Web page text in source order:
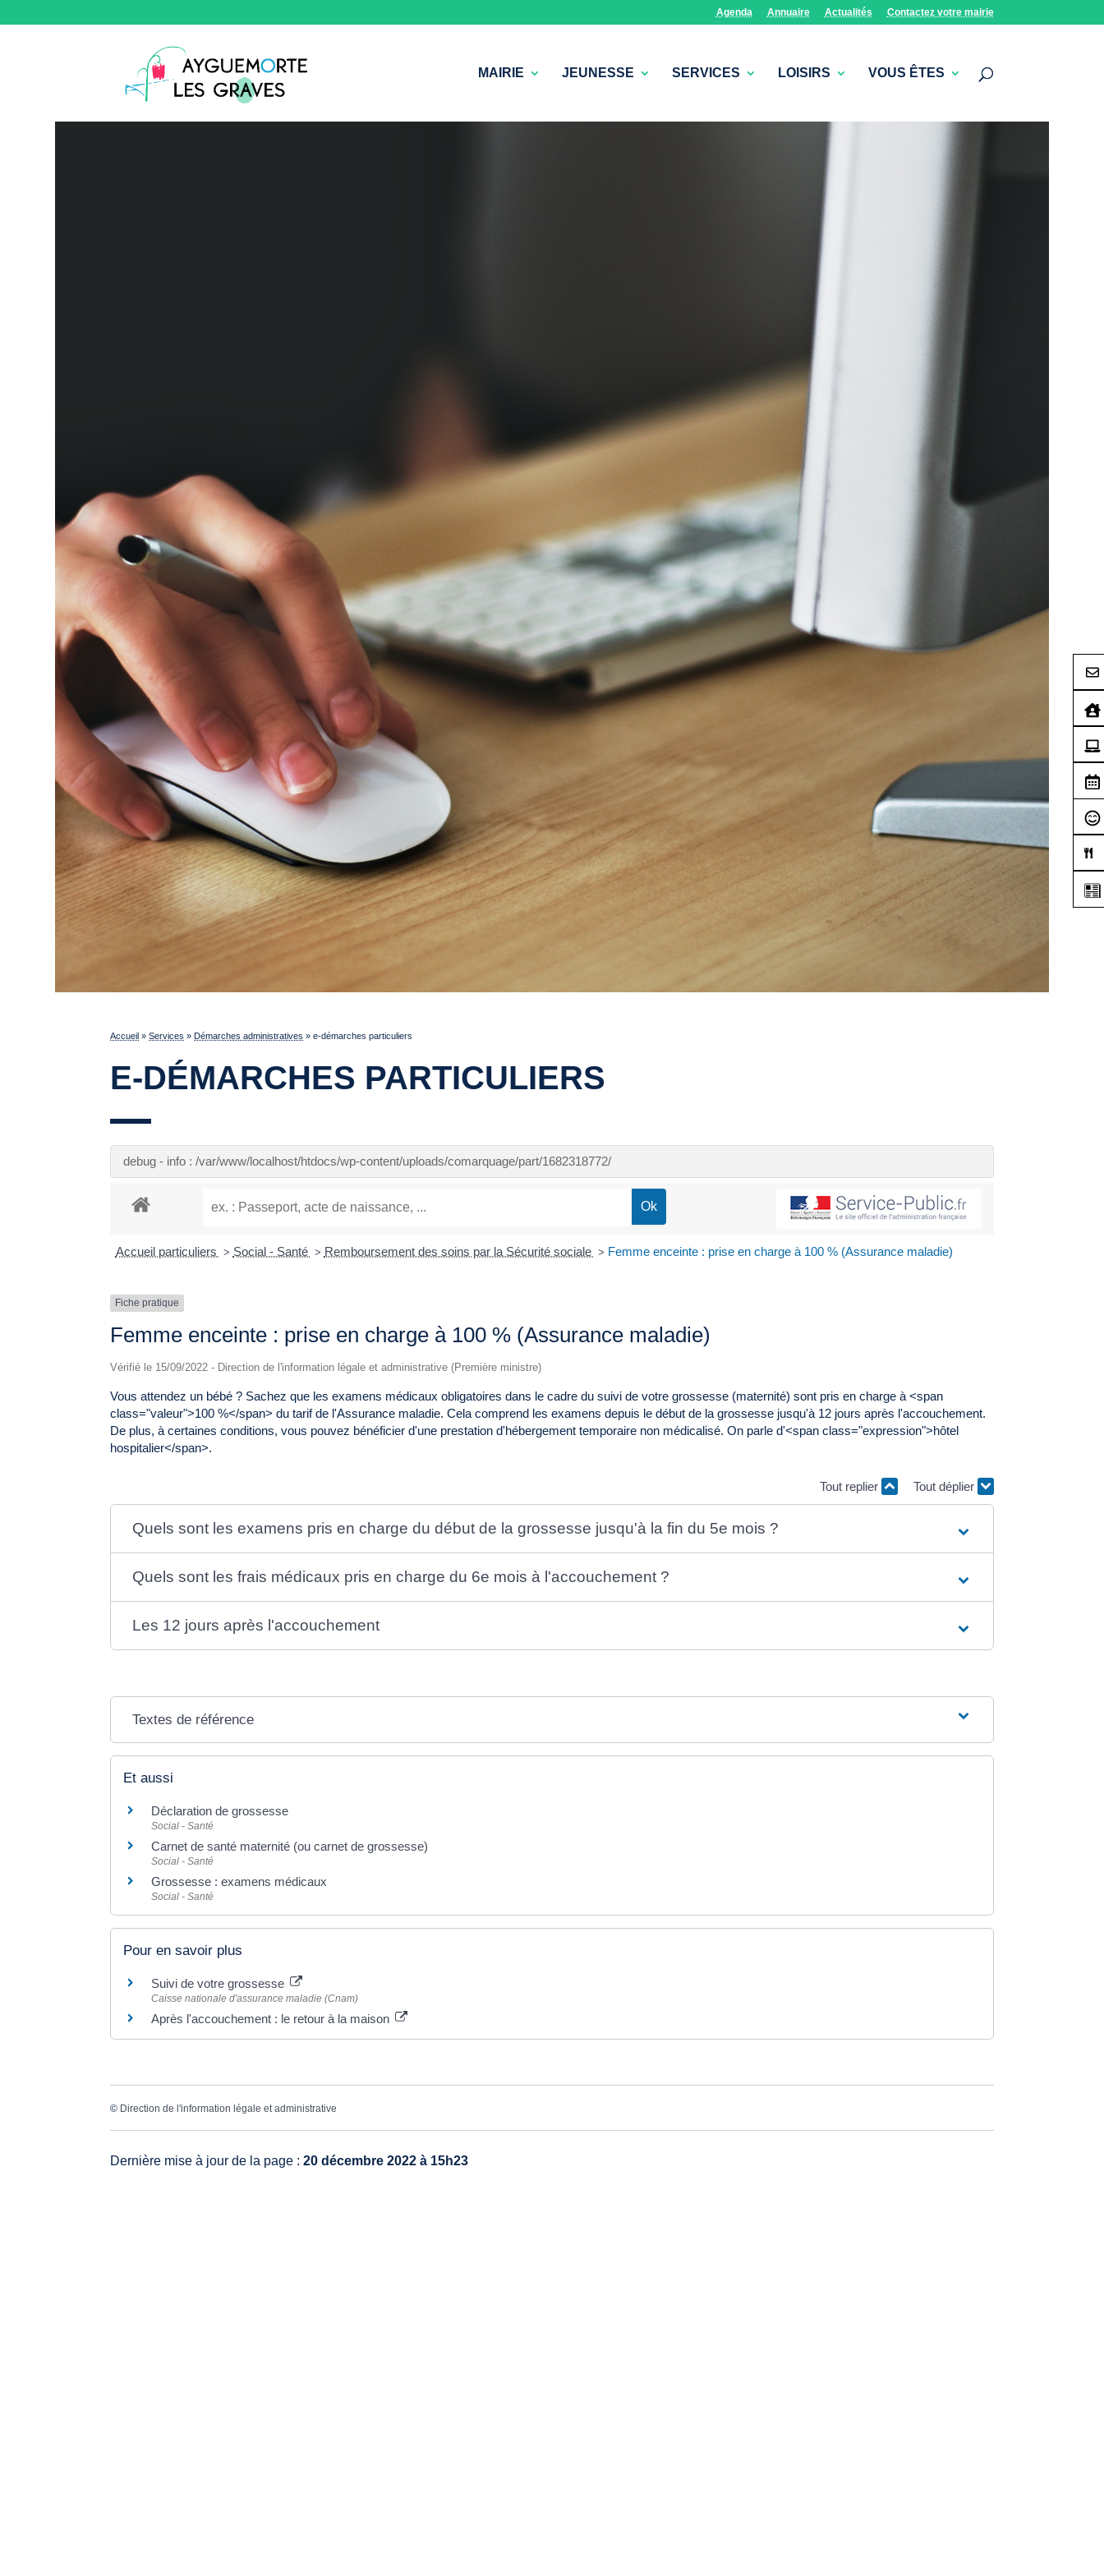
Agenda Annuaire Actualités Contactez votre mairie
MAIRIE JEUNESSE SERVICES LOISIRS VOUS ÊTES
Accueil »Services » Démarches administratives »e-démarches particuliers
E-DÉMARCHES PARTICULIERS
debug - info : /var/www/localhost/htdocs/wp-content/uploads/comarquage/part/1682318772/
Accueil particuliers > Social - Santé > Remboursement des soins par la Sécurité sociale > Femme enceinte : prise en charge à 100 % (Assurance maladie)
Fiche pratique
Femme enceinte : prise en charge à 100 % (Assurance maladie)
Vérifié le 15/09/2022 - Direction de l'information légale et administrative (Première ministre)
Vous attendez un bébé ? Sachez que les examens médicaux obligatoires dans le cadre du suivi de votre grossesse (maternité) sont pris en charge à <span
class="valeur">100 %</span> du tarif de l'Assurance maladie. Cela comprend les examens depuis le début de la grossesse jusqu'à 12 jours après l'accouchement.
De plus, à certaines conditions, vous pouvez bénéficier d'une prestation d'hébergement temporaire non médicalisé. On parle d'<span class="expression">hôtel
hospitalier</span>.
Tout replier Tout déplier
Quels sont les examens pris en charge du début de la grossesse jusqu'à la fin du 5e mois ?
Quels sont les frais médicaux pris en charge du 6e mois à l'accouchement ?
Les 12 jours après l'accouchement
Textes de référence
Et aussi
Déclaration de grossesse
Social - Santé
Carnet de santé maternité (ou carnet de grossesse)
Social - Santé
Grossesse : examens médicaux
Social - Santé
Pour en savoir plus
Suivi de votre grossesse
Caisse nationale d'assurance maladie (Cnam)
Après l'accouchement : le retour à la maison
© Direction de l'information légale et administrative
Dernière mise à jour de la page :20 décembre 2022 à 15h23